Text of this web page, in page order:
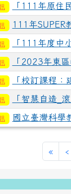
「111年原住
111年SUPER
「111年度中
「2023年東
「校訂課程
「智慧自造_
國立臺灣科學
«第一‹
容